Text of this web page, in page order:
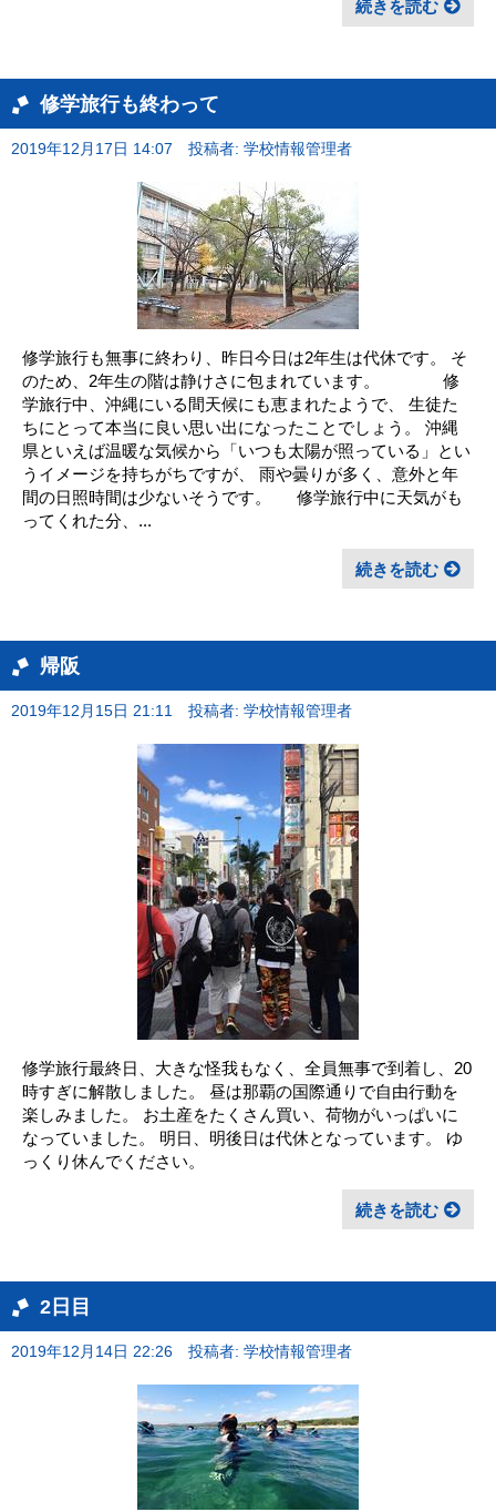
続きを読む
修学旅行も終わって
2019年12月17日 14:07 投稿者: 学校情報管理者
修学旅行も無事に終わり、昨日今日は2年生は代休です。 そ
のため、2年生の階は静けさに包まれています。 修
学旅行中、沖縄にいる間天候にも恵まれたようで、 生徒た
ちにとって本当に良い思い出になったことでしょう。 沖縄
県といえば温暖な気候から「いつも太陽が照っている」とい
うイメージを持ちがちですが、 雨や曇りが多く、意外と年
間の日照時間は少ないそうです。 修学旅行中に天気がも
ってくれた分、...
続きを読む
帰阪
2019年12月15日 21:11 投稿者: 学校情報管理者
修学旅行最終日、大きな怪我もなく、全員無事で到着し、20
時すぎに解散しました。 昼は那覇の国際通りで自由行動を
楽しみました。 お土産をたくさん買い、荷物がいっぱいに
なっていました。 明日、明後日は代休となっています。 ゆ
っくり休んでください。
続きを読む
2日目
2019年12月14日 22:26 投稿者: 学校情報管理者